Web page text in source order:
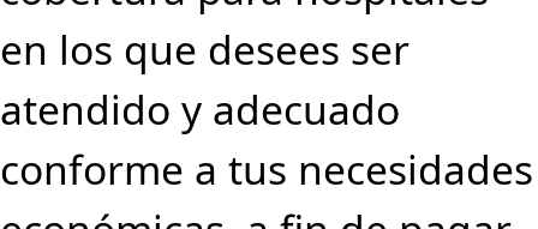
en los que desees ser
atendido y adecuado
conforme a tus necesidades